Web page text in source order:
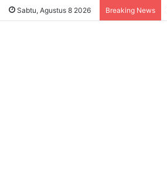
Sabtu, Agustus 8 2026 Breaking News